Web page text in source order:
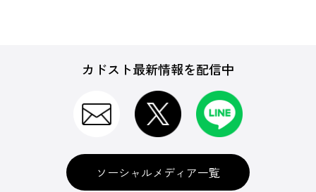
カドスト最新情報を配信中
ソーシャルメディア一覧